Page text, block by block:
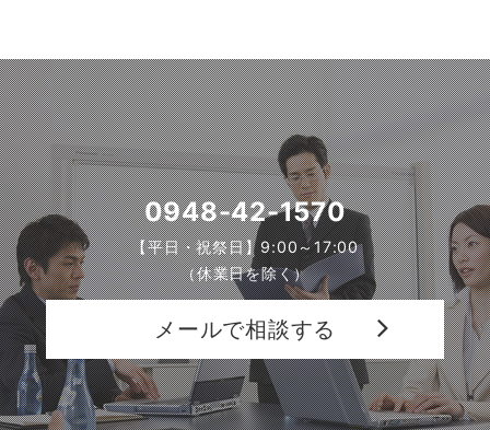
0948-42-1570
【平日・祝祭日】9:00～17:00
（休業日を除く）
メールで相談する